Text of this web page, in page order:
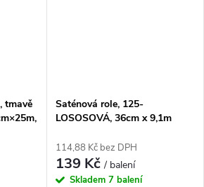
tmavě
Saténová role, 125-
LOSOSOVÁ, 36cm x 9,1m
114,88 Kč bez DPH
139 Kč/ balení
Skladem 7 balení